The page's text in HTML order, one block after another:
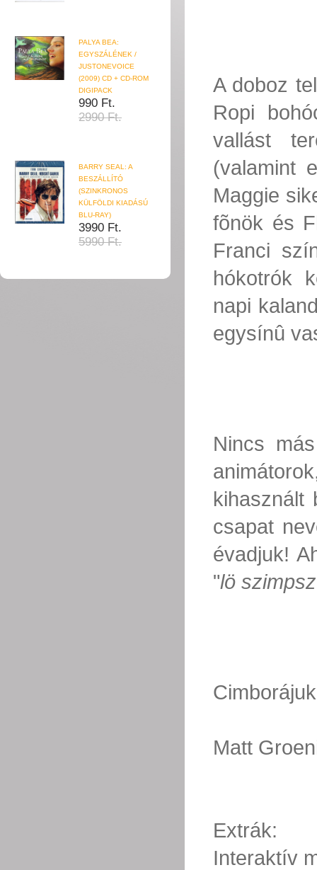
PALYA BEA:
EGYSZÁLÉNEK /
JUSTONEVOICE
(2009) CD + CD-ROM
DIGIPACK
990 Ft.
2990 Ft.
BARRY SEAL: A
BESZÁLLÍTÓ
(SZINKRONOS
KÜLFÖLDI KIADÁSÚ
BLU-RAY)
3990 Ft.
5990 Ft.
A doboz
Ropi
vallást
(valamint
Maggie
fõnök és
Franci
hókotrók
napi
egysínû
Nincs
kihasznált
csapat
évadjuk!
"lö
Matt
Extrák:
Interaktív